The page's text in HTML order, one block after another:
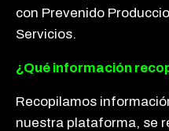
con Prevenido
Servicios.
¿Qué información
Recopilamos
nuestra plataforma, se